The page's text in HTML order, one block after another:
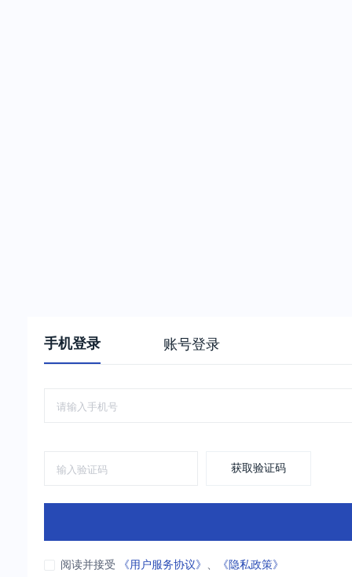
手机登录 账号登录
获取验证码
阅读并接受 《用户服务协议》 、 《隐私政策》